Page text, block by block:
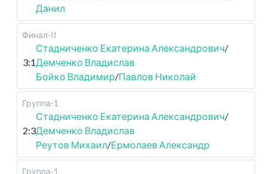
Данил
Финал-II
3:1
Стадниченко Екатерина Александрович/
Демченко Владислав
Бойко Владимир/Павлов Николай
Группа-1
2:3
Стадниченко Екатерина Александрович/
Демченко Владислав
Реутов Михаил/Ермолаев Александр
Группа-1